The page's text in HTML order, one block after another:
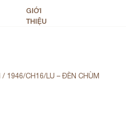
GIỚI
THIỆU
/ 1946/CH16/LU – ĐÈN CHÙM